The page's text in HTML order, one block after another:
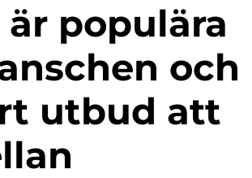
och
utbud att